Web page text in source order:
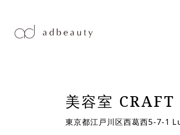
美容室 CRAFT
東京都江戸川区西葛西5-7-1